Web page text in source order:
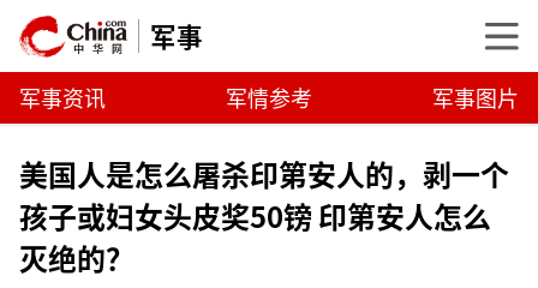
军事
军事资讯 军情参考 军事图片
美国人是怎么屠杀印第安人的，剥一个
孩子或妇女头皮奖50镑 印第安人怎么
灭绝的？